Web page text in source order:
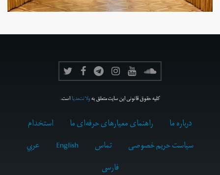
کلیه حقوق قانونی این سایت متعلق بهولانت‌مدیااست.
درباره ما راهنمای معیارهای حرفه‌ای ما
استخدام
سیاست حریم خصوصی
تماس English
عربي
فارسى